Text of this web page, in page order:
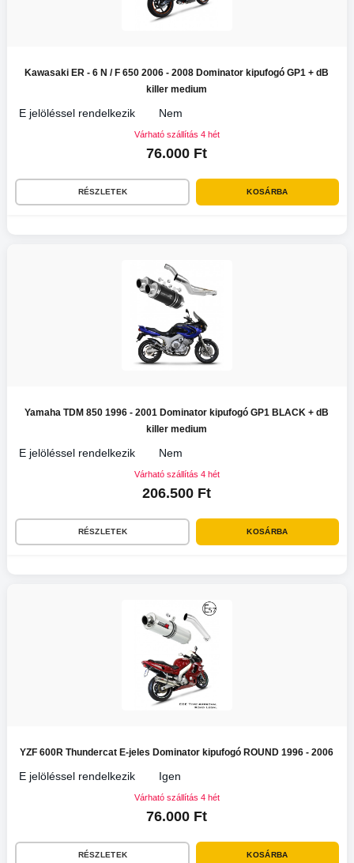
Kawasaki ER - 6 N / F 650 2006 - 2008 Dominator kipufogó GP1 + dB
killer medium
E jelöléssel rendelkezik Nem
Várható szállítás 4 hét
76.000 Ft
RÉSZLETEK KOSÁRBA
Yamaha TDM 850 1996 - 2001 Dominator kipufogó GP1 BLACK + dB
killer medium
E jelöléssel rendelkezik Nem
Várható szállítás 4 hét
206.500 Ft
RÉSZLETEK KOSÁRBA
YZF 600R Thundercat E-jeles Dominator kipufogó ROUND 1996 - 2006
E jelöléssel rendelkezik Igen
Várható szállítás 4 hét
76.000 Ft
RÉSZLETEK KOSÁRBA